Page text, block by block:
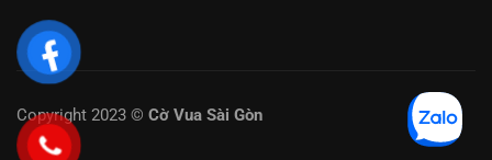
Copyright 2023 © Cờ Vua Sài Gòn